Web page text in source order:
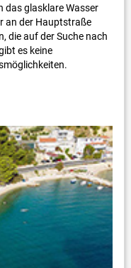
das glasklare Wasser
an der Hauptstraße
die auf der Suche nach
es keine